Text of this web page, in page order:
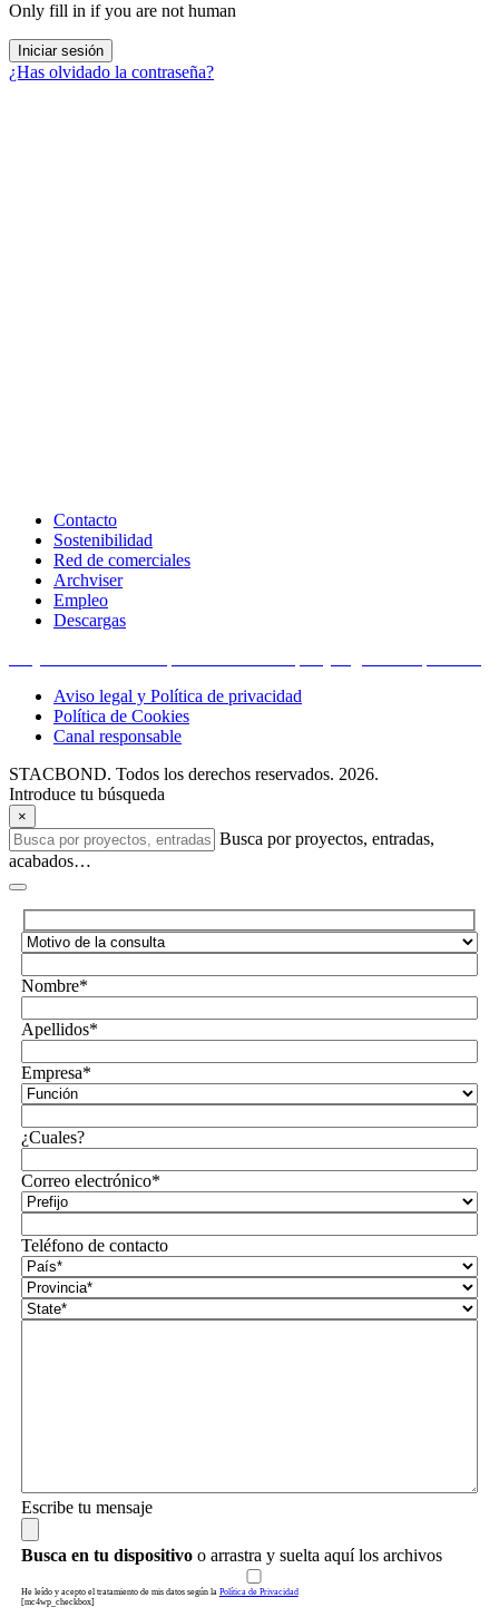
Only fill in if you are not human
¿Has olvidado la contraseña?
Contacto
Sostenibilidad
Red de comerciales
Archviser
Empleo
Descargas
Aviso legal y Política de privacidad
Política de Cookies
Canal responsable
STACBOND. Todos los derechos reservados. 2026.
Introduce tu búsqueda
×
Busca por proyectos, entradas,
acabados…
Nombre*
Apellidos*
Empresa*
¿Cuales?
Correo electrónico*
Teléfono de contacto
Escribe tu mensaje
Busca en tu dispositivoo arrastra y suelta aquí los archivos
He leído y acepto el tratamiento de mis datos según la Política de Privacidad
[mc4wp_checkbox]